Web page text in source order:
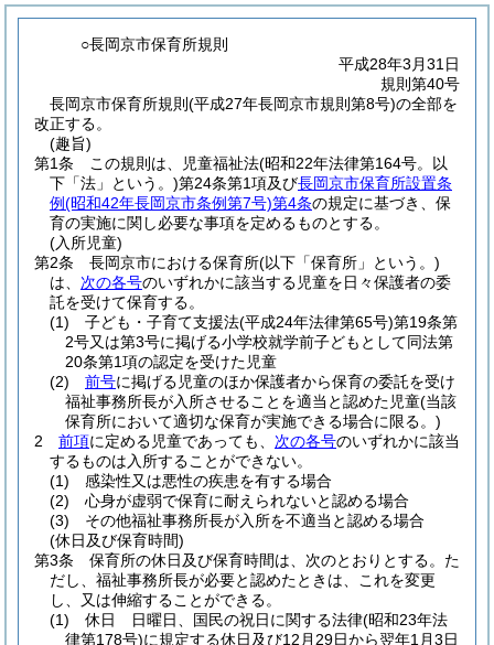
○長岡京市保育所規則
平成28年3月31日
規則第40号
長岡京市保育所規則(平成27年長岡京市規則第8号)の全部を
改正する。
(趣旨)
第1条
この規則は、児童福祉法(昭和22年法律第164号。以
下「法」という。)第24条第1項及び長岡京市保育所設置条
例(昭和42年長岡京市条例第7号)第4条の規定に基づき、保
育の実施に関し必要な事項を定めるものとする。
(入所児童)
第2条
長岡京市における保育所(以下「保育所」という。)
は、 次の各号のいずれかに該当する児童を日々保護者の委
託を受けて保育する。
(1)
子ども・子育て支援法(平成24年法律第65号)第19条第
2号又は第3号に掲げる小学校就学前子どもとして同法第
20条第1項の認定を受けた児童
(2)
前号に掲げる児童のほか保護者から保育の委託を受け
福祉事務所長が入所させることを適当と認めた児童(当該
保育所において適切な保育が実施できる場合に限る。)
2
前項に定める児童であっても、 次の各号のいずれかに該当
するものは入所することができない。
(1)
感染性又は悪性の疾患を有する場合
(2)
心身が虚弱で保育に耐えられないと認める場合
(3)
その他福祉事務所長が入所を不適当と認める場合
(休日及び保育時間)
第3条
保育所の休日及び保育時間は、次のとおりとする。 た
だし、福祉事務所長が必要と認めたときは、これを変更
し、又は伸縮することができる。
(1)
休日 日曜日、国民の祝日に関する法律(昭和23年法
律第178号)に規定する休日及び12月29日から翌年1月3日